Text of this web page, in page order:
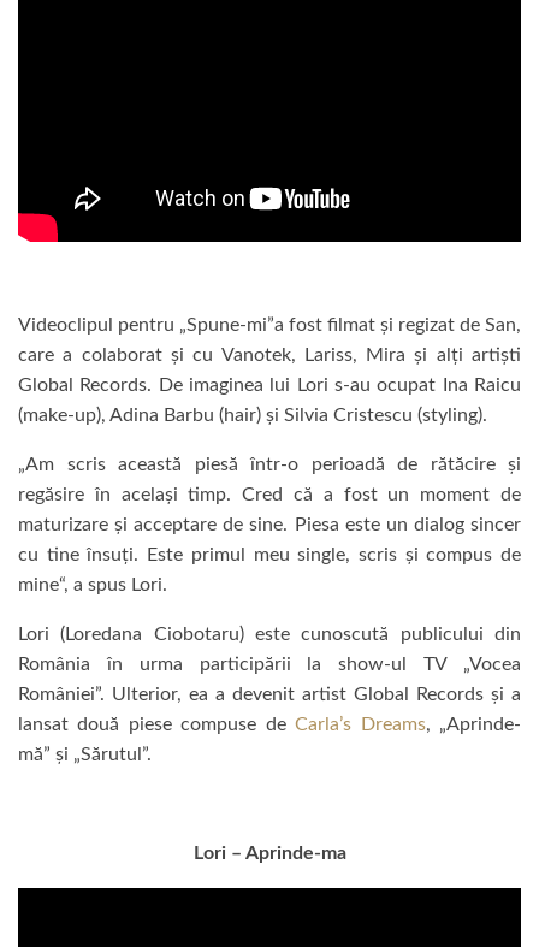
Videoclipul pentru „Spune-mi”a fost filmat și regizat de San,
care a colaborat și cu Vanotek, Lariss, Mira și alți artiști
Global Records. De imaginea lui Lori s-au ocupat Ina Raicu
(make-up), Adina Barbu (hair) și Silvia Cristescu (styling).
„Am scris această piesă într-o perioadă de rătăcire și
regăsire în același timp. Cred că a fost un moment de
maturizare și acceptare de sine. Piesa este un dialog sincer
cu tine însuți. Este primul meu single, scris și compus de
mine“, a spus Lori.
Lori (Loredana Ciobotaru) este cunoscută publicului din
România în urma participării la show-ul TV „Vocea
României”. Ulterior, ea a devenit artist Global Records și a
lansat două piese compuse deCarla’s Dreams, „Aprinde-
mă” și „Sărutul”.
Lori – Aprinde-ma